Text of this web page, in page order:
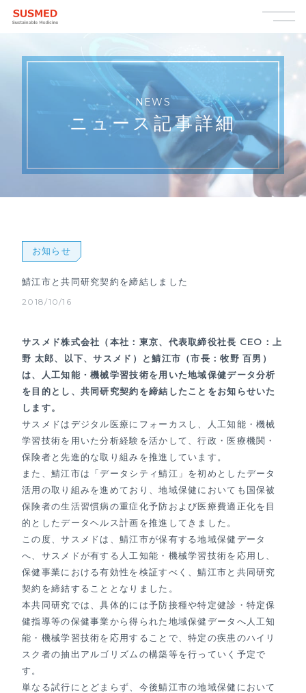
NEWS
ニュース記事詳細
お知らせ
鯖江市と共同研究契約を締結しました
2018/10/16
サスメド株式会社（本社：東京、代表取締役社長 CEO：上
野 太郎、以下、サスメド）と鯖江市（市長：牧野 百男）
は、人工知能・機械学習技術を用いた地域保健データ分析
を目的とし、共同研究契約を締結したことをお知らせいた
します。
サスメドはデジタル医療にフォーカスし、人工知能・機械
学習技術を用いた分析経験を活かして、行政・医療機関・
保険者と先進的な取り組みを推進しています。
また、鯖江市は「データシティ鯖江」を初めとしたデータ
活用の取り組みを進めており、地域保健においても国保被
保険者の生活習慣病の重症化予防および医療費適正化を目
的としたデータヘルス計画を推進してきました。
この度、サスメドは、鯖江市が保有する地域保健データ
へ、サスメドが有する人工知能・機械学習技術を応用し、
保健事業における有効性を検証すべく、鯖江市と共同研究
契約を締結することとなりました。
本共同研究では、具体的には予防接種や特定健診・特定保
健指導等の保健事業から得られた地域保健データへ人工知
能・機械学習技術を応用することで、特定の疾患のハイリ
スク者の抽出アルゴリズムの構築等を行っていく予定で
す。
単なる試行にとどまらず、今後鯖江市の地域保健において